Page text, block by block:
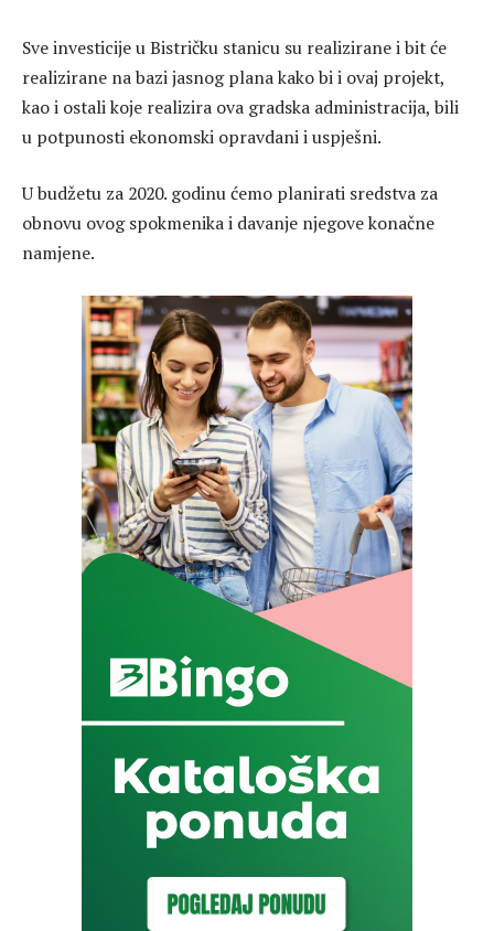
Sve investicije u Bistričku stanicu su realizirane i bit će
realizirane na bazi jasnog plana kako bi i ovaj projekt,
kao i ostali koje realizira ova gradska administracija, bili
u potpunosti ekonomski opravdani i uspješni.
U budžetu za 2020. godinu ćemo planirati sredstva za
obnovu ovog spokmenika i davanje njegove konačne
namjene.